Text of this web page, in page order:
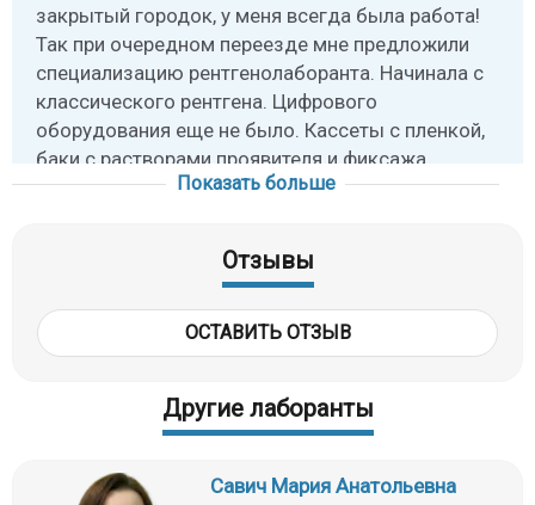
закрытый городок, у меня всегда была работа!
Так при очередном переезде мне предложили
специализацию рентгенолаборанта. Начинала с
классического рентгена. Цифрового
оборудования еще не было. Кассеты с пленкой,
баки с растворами проявителя и фиксажа.
Режимы на аппарате выставляли вручную.
качественные снимки. Уже тогда поняла, что из
рентгенологии я никуда больше не уйду. Если бы
однозначно - обязательно! Я очень люблю свою
работу.
работе?
Показать больше
Отзывы
ОСТАВИТЬ ОТЗЫВ
Другие лаборанты
Савич Мария Анатольевна